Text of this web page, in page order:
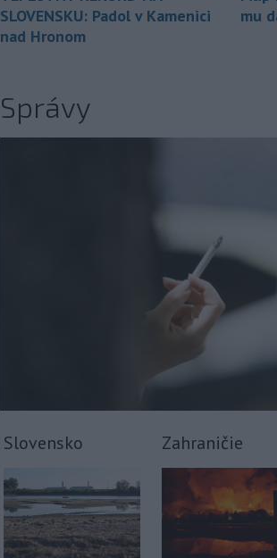
SLOVENSKU: Padol v Kamenici
nad Hronom
mu
Správy
Slovensko Zahraničie